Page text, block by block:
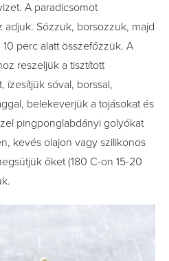
A paradicsomot
Sózzuk, borsozzuk, majd
perc alatt összefőzzük. A
reszeljük a tisztított
ízesítjük sóval, borssal,
belekeverjük a tojásokat és
pingponglabdányi golyókat
kevés olajon vagy szilikonos
őket (180 C-on 15-20